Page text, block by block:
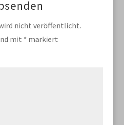
nicht veröffentlicht.
mit * markiert